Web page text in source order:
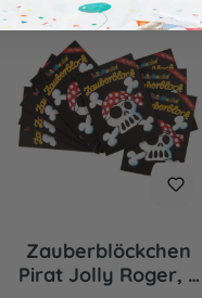
Zauberblöckchen
Pirat Jolly Roger, 8